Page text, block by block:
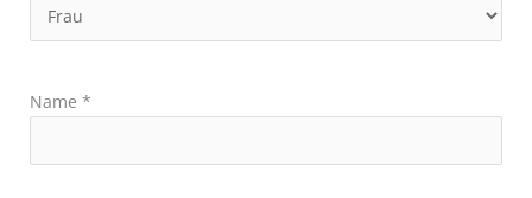
Name *